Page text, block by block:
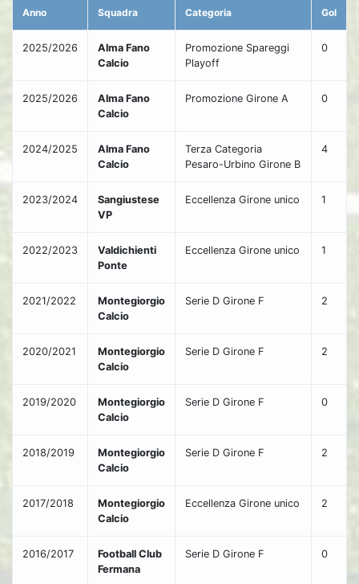
Anno Squadra Categoria Gol
2025/2026
Alma Fano
Calcio
Promozione Spareggi
Playoff
0
2025/2026
Alma Fano
Calcio
Promozione Girone A 0
2024/2025
Alma Fano
Calcio
Terza Categoria
Pesaro-Urbino Girone B
4
2023/2024
Sangiustese
VP
Eccellenza Girone unico 1
2022/2023
Valdichienti
Ponte
Eccellenza Girone unico 1
2021/2022
Montegiorgio
Calcio
Serie D Girone F 2
2020/2021
Montegiorgio
Calcio
Serie D Girone F 2
2019/2020
Montegiorgio
Calcio
Serie D Girone F 0
2018/2019
Montegiorgio
Calcio
Serie D Girone F 2
2017/2018
Montegiorgio
Calcio
Eccellenza Girone unico 2
2016/2017
Football Club
Fermana
Serie D Girone F 0